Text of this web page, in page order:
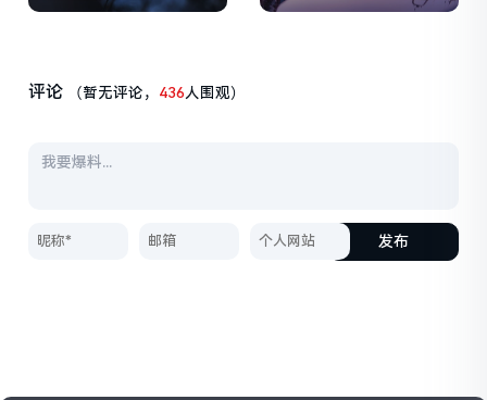
评论 （暂无评论， 436人围观）
发布